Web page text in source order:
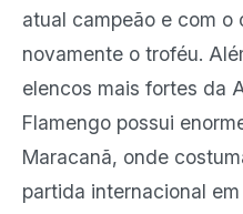
atual campeão e com
novamente o troféu.
elencos mais fortes da
Flamengo possui
Maracanã, onde
partida internacional